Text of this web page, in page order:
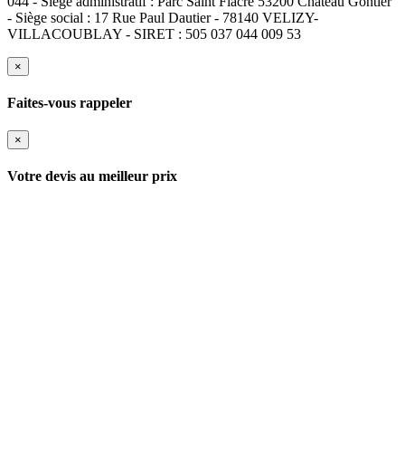
- Siège social : 17 Rue Paul Dautier - 78140 VELIZY-
VILLACOUBLAY - SIRET : 505 037 044 009 53
×
Faites-vous rappeler
×
Votre devis au meilleur prix